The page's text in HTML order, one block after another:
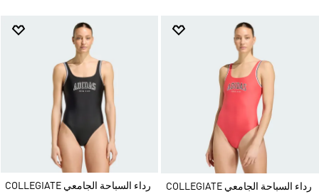
رداء السباحة الجامعي COLLEGIATE
رداء السباحة الجامعي COLLEGIATE